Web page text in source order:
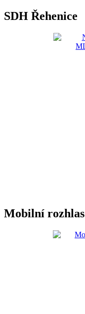
SDH Řehenice
Mobilní rozhlas